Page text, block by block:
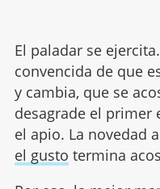
El paladar se
convencida de que
y cambia, que se
desagrade el primer
el apio. La novedad
el gusto termina